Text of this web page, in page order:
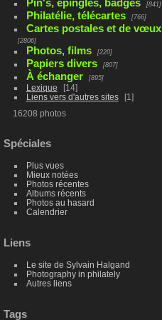
841
Philatélie, télécartes 766
Cartes postales et de vœux
2806
Photos, films 220
Papiers divers 807
À échanger 895
Lexique
14
Liens vers d'autres sites
1
16208 photos
Spéciales
Plus vues
Mieux notées
Photos récentes
Albums récents
Photos au hasard
Calendrier
Liens
Le site de Sylvain Halgand
Photography in philately
Autres liens
Tags